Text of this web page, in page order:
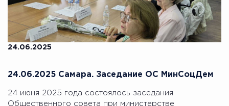
24.06.2025
24.06.2025 Самара. Заседание ОС МинСоцДем
24 июня 2025 года состоялось заседания
Общественного совета при министерстве